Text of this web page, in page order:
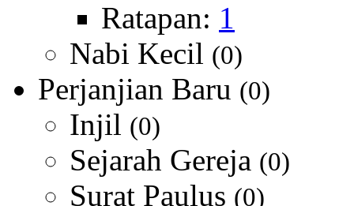
Ratapan: 1
Nabi Kecil (0)
Perjanjian Baru (0)
Injil (0)
Sejarah Gereja (0)
Surat Paulus (0)